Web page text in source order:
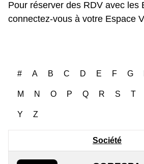
# A B C D E F G
M N O P Q R S T
Y Z
Société